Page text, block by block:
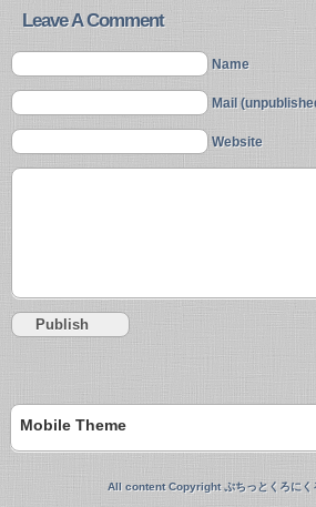
Leave A Comment
Name
Mail
Website
Mobile Theme
All content Copyright ぷちっとくろに